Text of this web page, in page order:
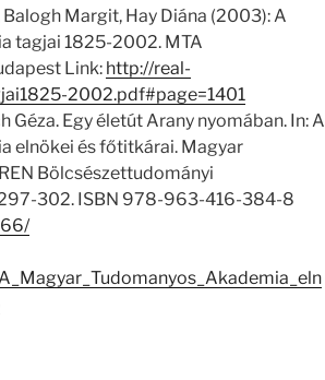
Margit, Hay Diána (2003): A
tagjai 1825-2002. MTA
Link: http://real-
2002.pdf#page=1401
Géza. Egy életút Arany nyomában. In: A
elnökei és főtitkárai. Magyar
Bölcsészettudományi
302. ISBN 978-963-416-384-8